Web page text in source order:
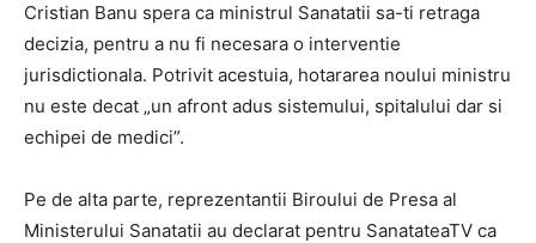
Cristian Banu spera ca ministrul Sanatatii sa-ti retraga
decizia, pentru a nu fi necesara o interventie
jurisdictionala. Potrivit acestuia, hotararea noului ministru
nu este decat „un afront adus sistemului, spitalului dar si
echipei de medici”.
Pe de alta parte, reprezentantii Biroului de Presa al
Ministerului Sanatatii au declarat pentru SanatateaTV ca